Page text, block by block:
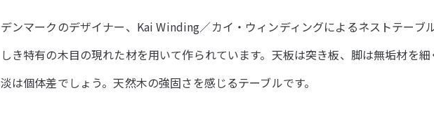
デンマークのデザイナー、Kai Winding／カイ・ウィンディングによるネストテーブ
しき特有の木目の現れた材を用いて作られています。天板は突き板、脚は無垢材を
淡は個体差でしょう。天然木の強固さを感じるテーブルです。